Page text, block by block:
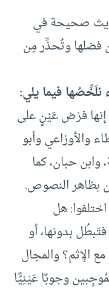
صحيحة في
فضلها وتُحذِّر مِن
نلَخِّصُها فيما يلي:
فرْض عَيْنٍ على
والأوزاعي وأبو
حبان، كما
بظاهر النصوص.
هل
فتَبطُل بدونها، أو
الإثم؟ والمجال
وجوبًا عَيْنِيًّا